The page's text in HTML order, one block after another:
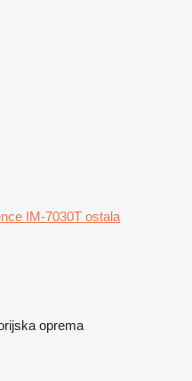
IM-7030T ostala
oprema